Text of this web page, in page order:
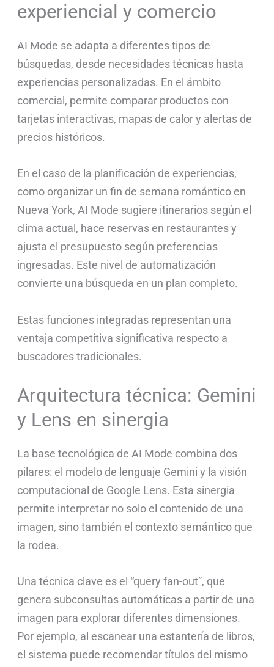
experiencial y comercio
AI Mode se adapta a diferentes tipos de
búsquedas, desde necesidades técnicas hasta
experiencias personalizadas. En el ámbito
comercial, permite comparar productos con
tarjetas interactivas, mapas de calor y alertas de
precios históricos.
En el caso de la planificación de experiencias,
como organizar un fin de semana romántico en
Nueva York, AI Mode sugiere itinerarios según el
clima actual, hace reservas en restaurantes y
ajusta el presupuesto según preferencias
ingresadas. Este nivel de automatización
convierte una búsqueda en un plan completo.
Estas funciones integradas representan una
ventaja competitiva significativa respecto a
buscadores tradicionales.
Arquitectura técnica: Gemini
y Lens en sinergia
La base tecnológica de AI Mode combina dos
pilares: el modelo de lenguaje Gemini y la visión
computacional de Google Lens. Esta sinergia
permite interpretar no solo el contenido de una
imagen, sino también el contexto semántico que
la rodea.
Una técnica clave es el “query fan-out”, que
genera subconsultas automáticas a partir de una
imagen para explorar diferentes dimensiones.
Por ejemplo, al escanear una estantería de libros,
el sistema puede recomendar títulos del mismo